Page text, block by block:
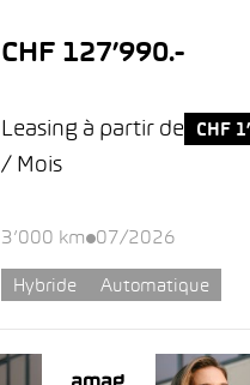
CHF 127’990.-
Leasing à partir de CHF
/ Mois
3’000 km 07/2026
Hybride Automatique